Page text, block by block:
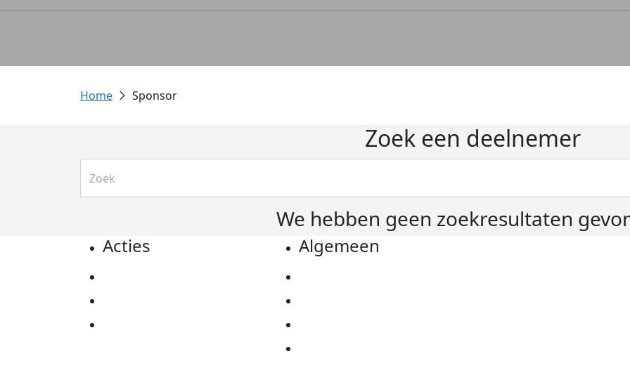
Sponsor
Zoek een deelnemer
We hebben geen zoekresultaten
Acties Algemeen